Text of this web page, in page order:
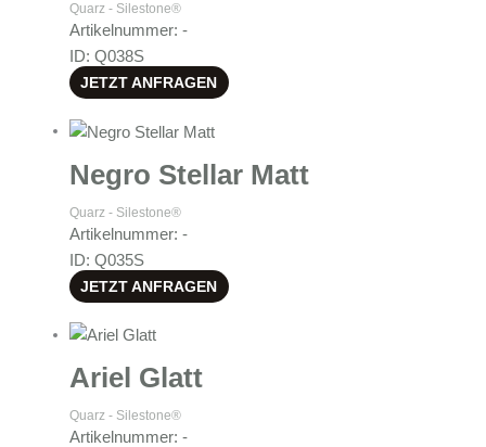
Quarz - Silestone®
Artikelnummer: -
ID: Q038S
JETZT ANFRAGEN
Negro Stellar Matt
Quarz - Silestone®
Artikelnummer: -
ID: Q035S
JETZT ANFRAGEN
Ariel Glatt
Quarz - Silestone®
Artikelnummer: -